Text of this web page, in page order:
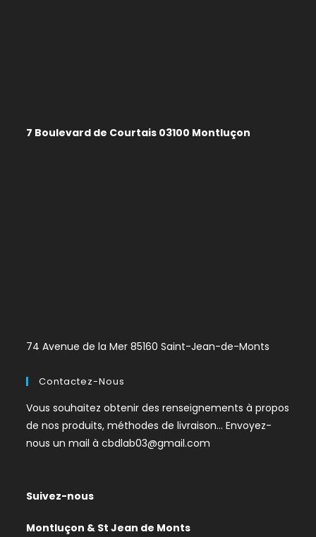
7 Boulevard de Courtais 03100 Montluçon
74 Avenue de la Mer 85160 Saint-Jean-de-Monts
Contactez-Nous
Vous souhaitez obtenir des renseignements à propos
de nos produits, méthodes de livraison… Envoyez-
nous un mail àcbdlab03@gmail.com
Suivez-nous
Montluçon & St Jean de Monts